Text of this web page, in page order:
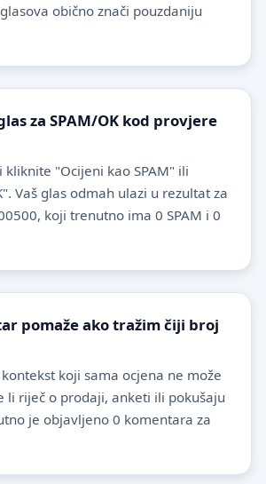
obično znači pouzdaniju
za SPAM/OK kod provjere
kliknite "Ocijeni kao SPAM" ili
Vaš glas odmah ulazi u rezultat za
koji trenutno ima 0 SPAM i 0
pomaže ako tražim čiji broj
koji sama ocjena ne može
li riječ o prodaji, anketi ili pokušaju
je objavljeno 0 komentara za